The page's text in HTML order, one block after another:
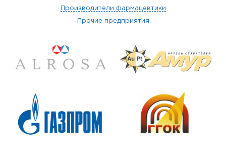
Производители фармацевтики
Прочие предприятия